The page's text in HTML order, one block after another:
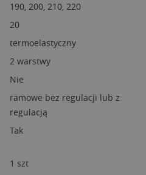
190, 200, 210, 220
20
termoelastyczny
2 warstwy
Nie
ramowe bez regulacji lub z
regulacją
Tak
1 szt